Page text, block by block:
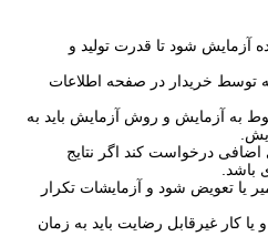
آزمایش شود تا قدرت تولید و
توسط خریدار در صفحه اطلاعات
اضافی درخواست کند اگر نتایج
یا تعویض شود و آزمایشات تکرار
یا کار غیرقابل رضایت باید به زمان